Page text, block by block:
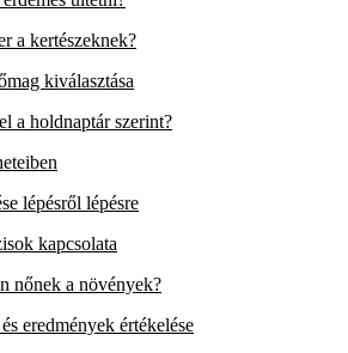
a kertészeknek?
kiválasztása
a holdnaptár szerint?
lépésről lépésre
kapcsolata
nőnek a növények?
eredmények értékelése